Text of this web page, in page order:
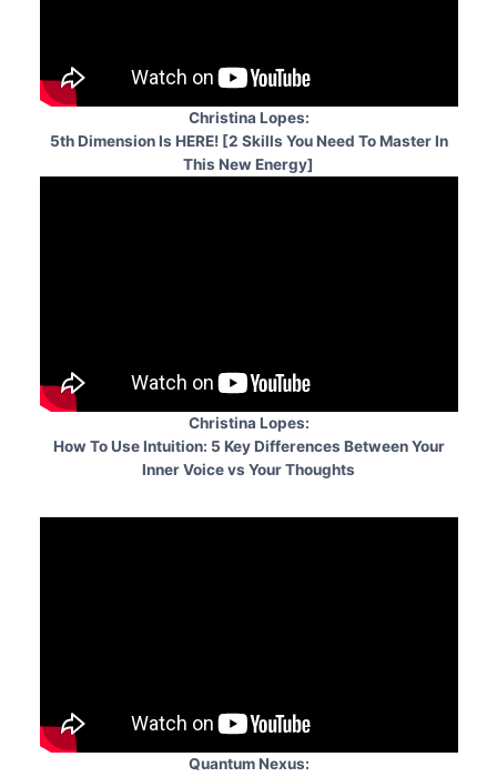
Christina Lopes:
5th Dimension Is HERE! [2 Skills You Need To Master In
This New Energy]
Christina Lopes:
How To Use Intuition: 5 Key Differences Between Your
Inner Voice vs Your Thoughts
Quantum Nexus: